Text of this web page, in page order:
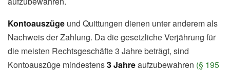
Kontoauszüge und Quittungen dienen unter anderem als
Nachweis der Zahlung. Da die gesetzliche Verjährung für
die meisten Rechtsgeschäfte 3 Jahre beträgt, sind
Kontoauszüge mindestens3 Jahreaufzubewahren (§ 195